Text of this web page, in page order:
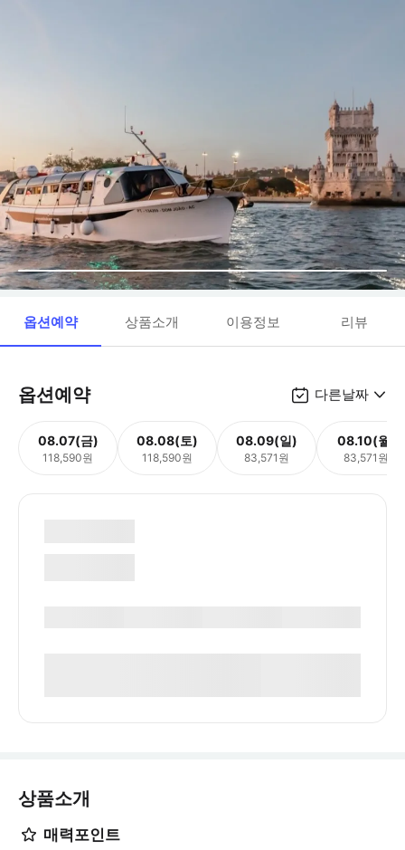
옵션예약 상품소개 이용정보 리뷰
옵션예약 다른날짜
08.07(금)
118,590원
08.08(토)
118,590원
08.09(일)
83,571원
08.10(월)
83,571원
상품소개
매력포인트